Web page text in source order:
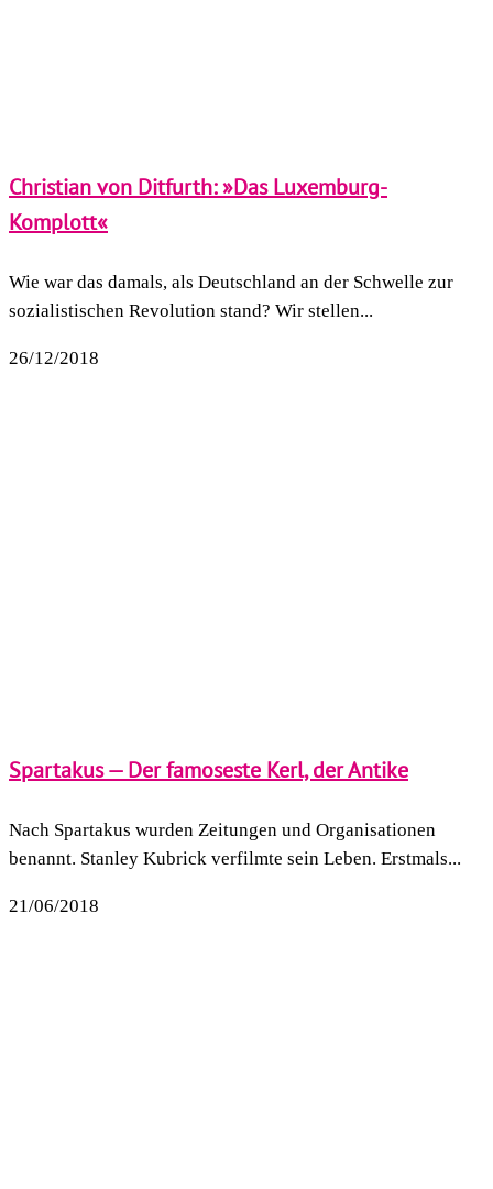
Christian von Ditfurth: »Das Luxemburg-
Komplott«
Wie war das damals, als Deutschland an der Schwelle zur
sozialistischen Revolution stand? Wir stellen...
26/12/2018
Spartakus — Der famoseste Kerl, der Antike
Nach Spartakus wurden Zeitungen und Organisationen
benannt. Stanley Kubrick verfilmte sein Leben. Erstmals...
21/06/2018